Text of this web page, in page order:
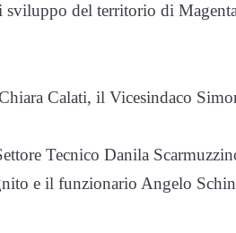
del territorio di
Calati, il Vicesindaco
Tecnico Danila
e il funzionario Angelo